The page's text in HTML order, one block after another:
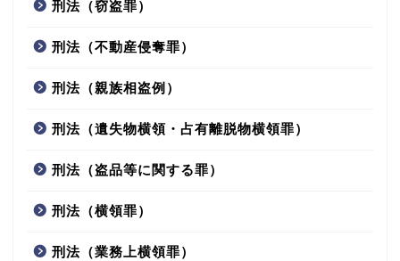
刑法（窃盗罪）
刑法（不動産侵奪罪）
刑法（親族相盗例）
刑法（遺失物横領・占有離脱物横領罪）
刑法（盗品等に関する罪）
刑法（横領罪）
刑法（業務上横領罪）